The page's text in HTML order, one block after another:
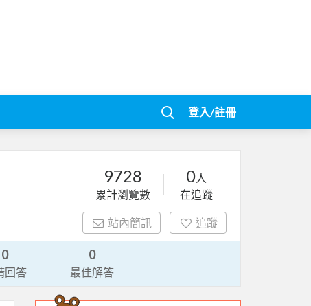
登入/註冊
9728
累計瀏覽數
0人
在追蹤
站內簡訊 追蹤
0
回答
0
最佳解答